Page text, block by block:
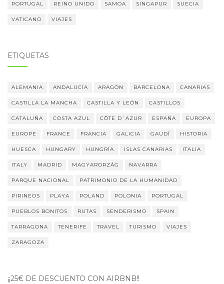
PORTUGAL REINO UNIDO SAMOA SINGAPUR SUECIA
VATICANO VIAJES
ETIQUETAS
ALEMANIA ANDALUCÍA ARAGÓN BARCELONA CANARIAS
CASTILLA LA MANCHA CASTILLA Y LEÓN CASTILLOS
CATALUÑA COSTA AZUL CÔTE D´AZUR ESPAÑA EUROPA
EUROPE FRANCE FRANCIA GALICIA GAUDÍ HISTORIA
HUESCA HUNGARY HUNGRÍA ISLAS CANARIAS ITALIA
ITALY MADRID MAGYARORZÁG NAVARRA
PARQUE NACIONAL PATRIMONIO DE LA HUMANIDAD
PIRINEOS PLAYA POLAND POLONIA PORTUGAL
PUEBLOS BONITOS RUTAS SENDERISMO SPAIN
TARRAGONA TENERIFE TRAVEL TURISMO VIAJES
ZARAGOZA
¡¡25€ DE DESCUENTO CON AIRBNB!!